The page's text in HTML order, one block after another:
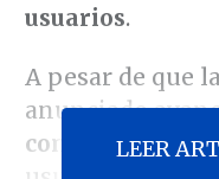
usuarios.
A pesar de que
anunciado
comité deLEER